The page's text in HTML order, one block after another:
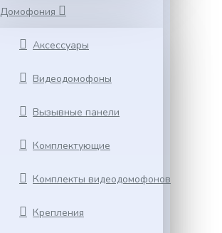
Домофония
Аксессуары
Видеодомофоны
Вызывные панели
Комплектующие
Комплекты видеодомофонов
Крепления